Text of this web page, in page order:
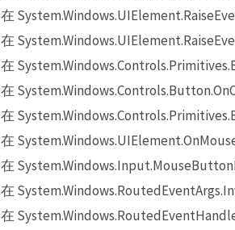
在
在
在
在
在
在
在
在
在